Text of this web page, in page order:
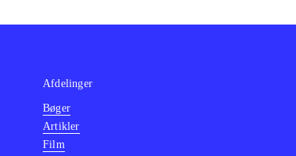
Afdelinger
Bøger
Artikler
Film